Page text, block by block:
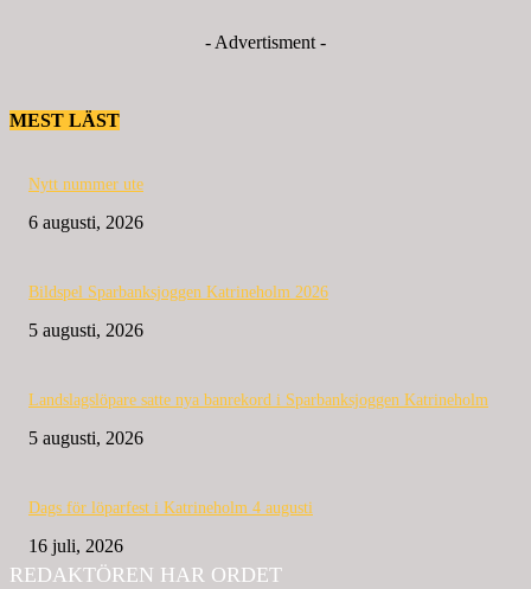
- Advertisment -
MEST LÄST
Nytt nummer ute
6 augusti, 2026
Bildspel Sparbanksjoggen Katrineholm 2026
5 augusti, 2026
Landslagslöpare satte nya banrekord i Sparbanksjoggen Katrineholm
5 augusti, 2026
Dags för löparfest i Katrineholm 4 augusti
16 juli, 2026
REDAKTÖREN HAR ORDET